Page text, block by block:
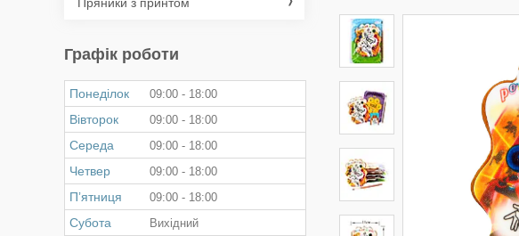
Графік роботи
Понеділок 09:00 18:00
Вівторок 09:00 18:00
Середа 09:00 18:00
Четвер 09:00 18:00
Пʼятниця 09:00 18:00
Субота Вихідний